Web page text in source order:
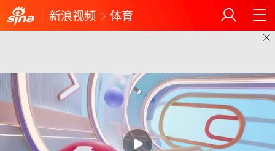
新浪视频 体育